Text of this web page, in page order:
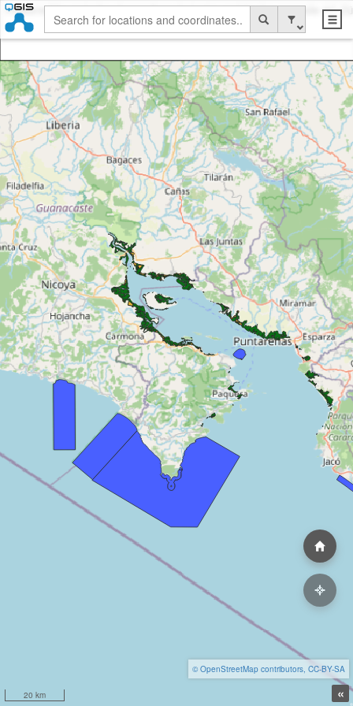
«
20 km
© OpenStreetMap contributors, CC-BY-SA